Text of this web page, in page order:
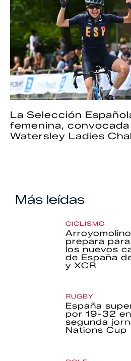
La Selección
femenina, convocada
Watersley Ladies
Más leídas
CICLISMO
prepara
los nuevos
de España
y XCR
RUGBY
España
por 19-32
segunda
Nations Cup